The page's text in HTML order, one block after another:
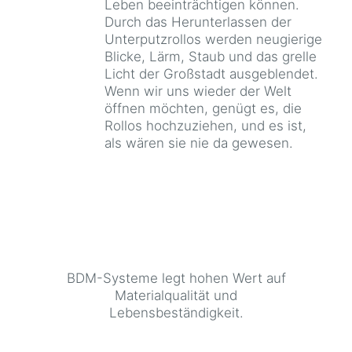
Leben beeinträchtigen können.
Durch das Herunterlassen der
Unterputzrollos werden neugierige
Blicke, Lärm, Staub und das grelle
Licht der Großstadt ausgeblendet.
Wenn wir uns wieder der Welt
öffnen möchten, genügt es, die
Rollos hochzuziehen, und es ist,
als wären sie nie da gewesen.
BDM-Systeme legt hohen Wert auf
Materialqualität und
Lebensbeständigkeit.